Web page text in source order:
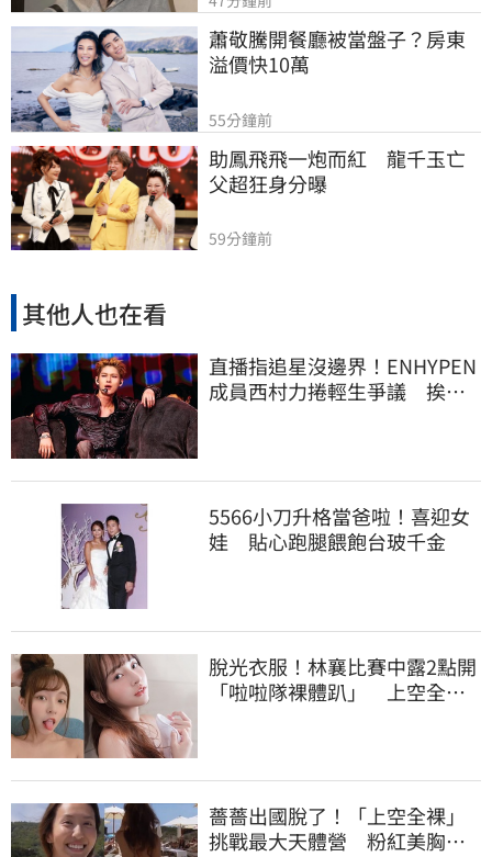
蕭敬騰開餐廳被當盤子？房東
溢價快10萬
55分鐘前
助鳳飛飛一炮而紅　龍千玉亡
父超狂身分曝
59分鐘前
其他人也在看
直播指追星沒邊界！ENHYPEN
成員西村力捲輕生爭議 挨
5566小刀升格當爸啦！喜迎女
娃 貼心跑腿餵飽台玻千金
脫光衣服！林襄比賽中露2點開
「啦啦隊裸體趴」 上空全裸
薔薔出國脫了！「上空全裸」
挑戰最大天體營 粉紅美胸被